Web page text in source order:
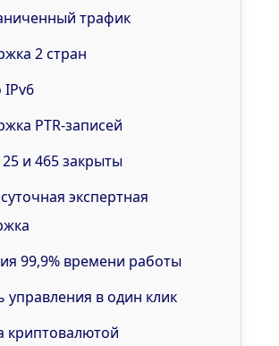
трафик
2 стран
IPv6
PTR-записей
и 465 закрыты
экспертная
99,9% времени работы
управления в один клик
криптовалютой